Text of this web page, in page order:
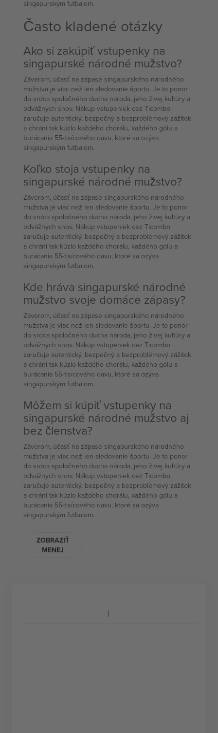
singapurským futbalom.
Často kladené otázky
Ako si zakúpiť vstupenky na
singapurské národné mužstvo?
Záverom, účasť na zápase singapurského národného
mužstva je viac než len sledovanie športu. Je to ponor
do srdca spoločného ducha národa, jeho živej kultúry a
odvážnych snov. Nákup vstupeniek cez Ticombo
zaručuje autentický, bezpečný a bezproblémový zážitok
a chráni tak kúzlo každého chorálu, každého gólu a
burácania 55-tisícového davu, ktoré sa ozýva
singapurským futbalom.
Koľko stoja vstupenky na
singapurské národné mužstvo?
Záverom, účasť na zápase singapurského národného
mužstva je viac než len sledovanie športu. Je to ponor
do srdca spoločného ducha národa, jeho živej kultúry a
odvážnych snov. Nákup vstupeniek cez Ticombo
zaručuje autentický, bezpečný a bezproblémový zážitok
a chráni tak kúzlo každého chorálu, každého gólu a
burácania 55-tisícového davu, ktoré sa ozýva
singapurským futbalom.
Kde hráva singapurské národné
mužstvo svoje domáce zápasy?
Záverom, účasť na zápase singapurského národného
mužstva je viac než len sledovanie športu. Je to ponor
do srdca spoločného ducha národa, jeho živej kultúry a
odvážnych snov. Nákup vstupeniek cez Ticombo
zaručuje autentický, bezpečný a bezproblémový zážitok
a chráni tak kúzlo každého chorálu, každého gólu a
burácania 55-tisícového davu, ktoré sa ozýva
singapurským futbalom.
Môžem si kúpiť vstupenky na
singapurské národné mužstvo aj
bez členstva?
Záverom, účasť na zápase singapurského národného
mužstva je viac než len sledovanie športu. Je to ponor
do srdca spoločného ducha národa, jeho živej kultúry a
odvážnych snov. Nákup vstupeniek cez Ticombo
zaručuje autentický, bezpečný a bezproblémový zážitok
a chráni tak kúzlo každého chorálu, každého gólu a
burácania 55-tisícového davu, ktoré sa ozýva
singapurským futbalom.
ZOBRAZIŤ
MENEJ